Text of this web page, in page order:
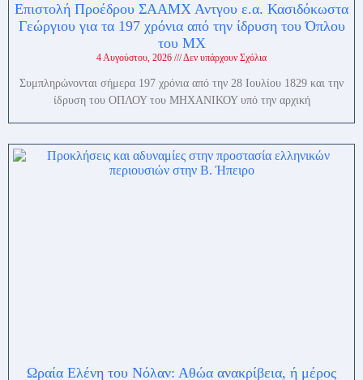
Επιστολή Προέδρου ΣΑΑΜΧ Αντγου ε.α. Κασιδόκωστα
Γεώργιου για τα 197 χρόνια από την ίδρυση του Όπλου
του ΜΧ
4 Αυγούστου, 2026 Δεν υπάρχουν Σχόλια
Συμπληρώνονται σήμερα 197 χρόνια από την 28 Ιουλίου 1829 και την
ίδρυση του ΟΠΛΟΥ του ΜΗΧΑΝΙΚΟΥ υπό την αρχική
Ωραία Ελένη του Νόλαν: Αθώα ανακρίβεια, ή μέρος